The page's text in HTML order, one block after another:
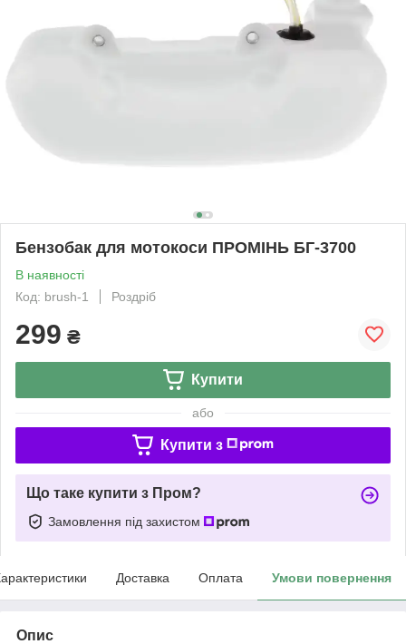
Бензобак для мотокоси ПРОМІНЬ БГ-3700
В наявності
Код: brush-1
Роздріб
299 ₴
Купити
або
Купити з
Що таке купити з Пром?
Замовлення під захистом
Доставка Оплата Умови повернення
Опис